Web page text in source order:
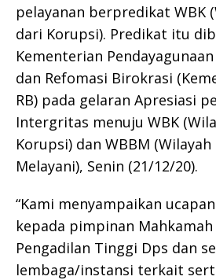
pelayanan berpredikat WBK
dari Korupsi). Predikat itu
Kementerian
dan Refomasi Birokrasi
RB) pada gelaran Apresiasi
Intergritas menuju WBK
Korupsi) dan WBBM
Melayani), Senin (21/12/20).
“Kami menyampaikan
kepada pimpinan
Pengadilan Tinggi Dps dan
lembaga/instansi terkait